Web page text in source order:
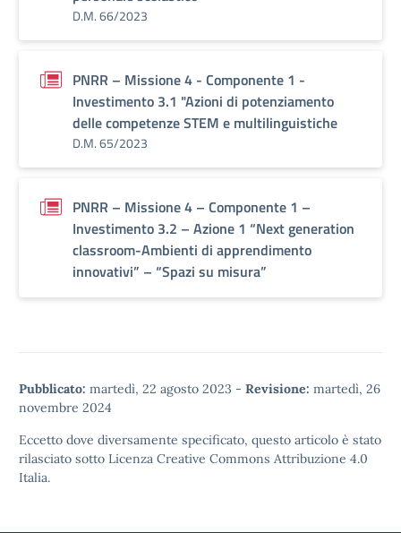
D.M. 66/2023
PNRR – Missione 4 - Componente 1 -
Investimento 3.1 "Azioni di potenziamento
delle competenze STEM e multilinguistiche
D.M. 65/2023
PNRR – Missione 4 – Componente 1 –
Investimento 3.2 – Azione 1 “Next generation
classroom-Ambienti di apprendimento
innovativi” – “Spazi su misura”
Pubblicato: martedì, 22 agosto 2023 - Revisione: martedì, 26
novembre 2024
Eccetto dove diversamente specificato, questo articolo è stato
rilasciato sotto Licenza Creative Commons Attribuzione 4.0
Italia.